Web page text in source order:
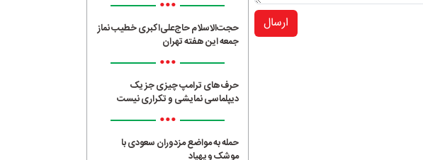
ارسال
•••
حجت‌الاسلام حاج‌علی‌اکبری خطیب نماز
جمعه این هفته تهران
•••
حرف‌های ترامپ چیزی جز یک
دیپلماسی نمایشی و تکراری نیست
•••
حمله به مواضع مزدوران سعودی با
موشک و پهپاد